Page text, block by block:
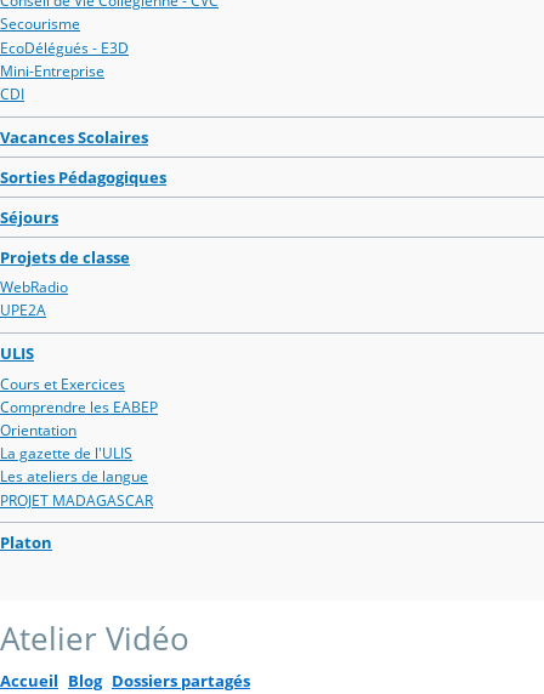
Secourisme
EcoDélégués - E3D
Mini-Entreprise
CDI
Vacances Scolaires
Sorties Pédagogiques
Séjours
Projets de classe
WebRadio
UPE2A
ULIS
Cours et Exercices
Comprendre les EABEP
Orientation
La gazette de l'ULIS
Les ateliers de langue
PROJET MADAGASCAR
Platon
Atelier Vidéo
Accueil Blog Dossiers partagés